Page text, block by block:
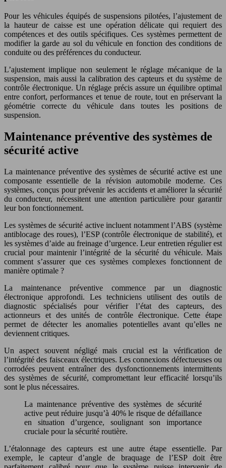
Pour les véhicules équipés de suspensions pilotées, l’ajustement de
la hauteur de caisse est une opération délicate qui requiert des
compétences et des outils spécifiques. Ces systèmes permettent de
modifier la garde au sol du véhicule en fonction des conditions de
conduite ou des préférences du conducteur.
L’ajustement implique non seulement le réglage mécanique de la
suspension, mais aussi la calibration des capteurs et du système de
contrôle électronique. Un réglage précis assure un équilibre optimal
entre confort, performances et tenue de route, tout en préservant la
géométrie correcte du véhicule dans toutes les positions de
suspension.
Maintenance préventive des systèmes de
sécurité active
La maintenance préventive des systèmes de sécurité active est une
composante essentielle de la révision automobile moderne. Ces
systèmes, conçus pour prévenir les accidents et améliorer la sécurité
du conducteur, nécessitent une attention particulière pour garantir
leur bon fonctionnement.
Les systèmes de sécurité active incluent notamment l’ABS (système
antiblocage des roues), l’ESP (contrôle électronique de stabilité), et
les systèmes d’aide au freinage d’urgence. Leur entretien régulier est
crucial pour maintenir l’intégrité de la sécurité du véhicule. Mais
comment s’assurer que ces systèmes complexes fonctionnent de
manière optimale ?
La maintenance préventive commence par un diagnostic
électronique approfondi. Les techniciens utilisent des outils de
diagnostic spécialisés pour vérifier l’état des capteurs, des
actionneurs et des unités de contrôle électronique. Cette étape
permet de détecter les anomalies potentielles avant qu’elles ne
deviennent critiques.
Un aspect souvent négligé mais crucial est la vérification de
l’intégrité des faisceaux électriques. Les connexions défectueuses ou
corrodées peuvent entraîner des dysfonctionnements intermittents
des systèmes de sécurité, compromettant leur efficacité lorsqu’ils
sont le plus nécessaires.
La maintenance préventive des systèmes de sécurité
active peut réduire jusqu’à 40% le risque de défaillance
en situation d’urgence, soulignant son importance
cruciale pour la sécurité routière.
L’étalonnage des capteurs est une autre étape essentielle. Par
exemple, le capteur d’angle de braquage de l’ESP doit être